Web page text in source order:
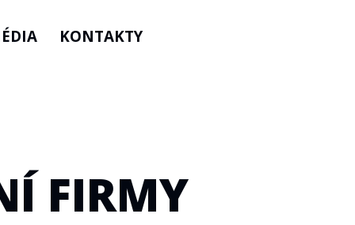
KONTAKTY
FIRMY